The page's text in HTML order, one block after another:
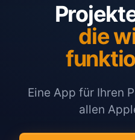
die
Eine App für Ihren
allen